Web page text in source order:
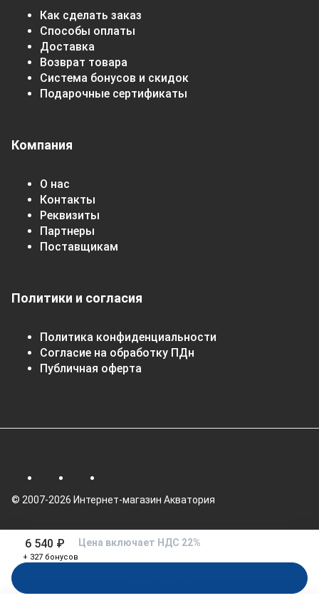
6 540 ₽
+ 327 бонусов
Цена включает НДС 22%
Как сделать заказ
Способы оплаты
Доставка
Возврат товара
Система бонусов и скидок
Подарочные сертификаты
Компания
О нас
Контакты
Реквизиты
Партнеры
Поставщикам
Политики и согласия
Политика конфиденциальности
Согласие на обработку ПДн
Публичная оферта
© 2007-2026 Интернет-магазин Акватория